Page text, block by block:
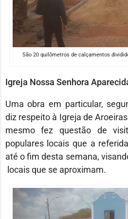
São 20 quilômetros de calçamentos
Igreja Nossa Senhora
Uma obra em particular,
diz respeito à Igreja de
mesmo fez questão de
populares locais que a
até o fim desta semana,
locais que se aproximam.